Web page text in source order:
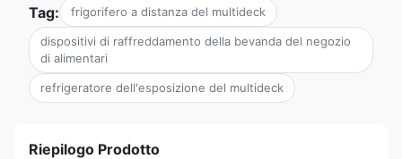
Tag: frigorifero a distanza del multideck
dispositivi di raffreddamento della bevanda del negozio
di alimentari
refrigeratore dell'esposizione del multideck
Riepilogo Prodotto